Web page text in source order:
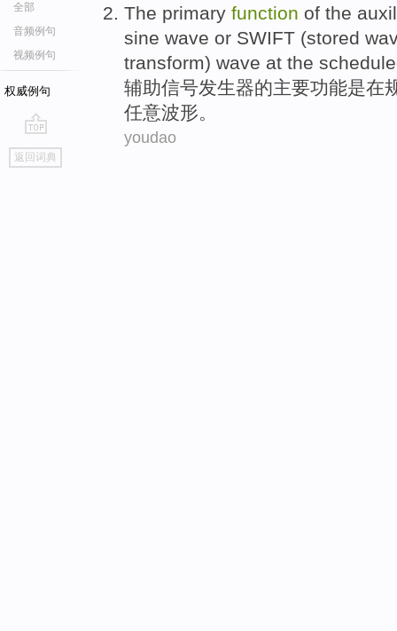
全部
音频例句
视频例句
权威例句
go
top
返回词典
The primary function of the
sine wave or SWIFT (stored
transform) wave at the
辅助信号发生器的主要功能是在
任意波形。
youdao